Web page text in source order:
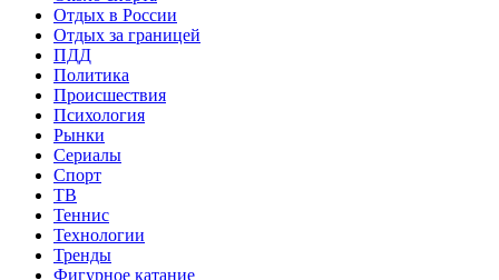
Отдых в России
Отдых за границей
ПДД
Политика
Происшествия
Психология
Рынки
Сериалы
Спорт
ТВ
Теннис
Технологии
Тренды
Фигурное катание